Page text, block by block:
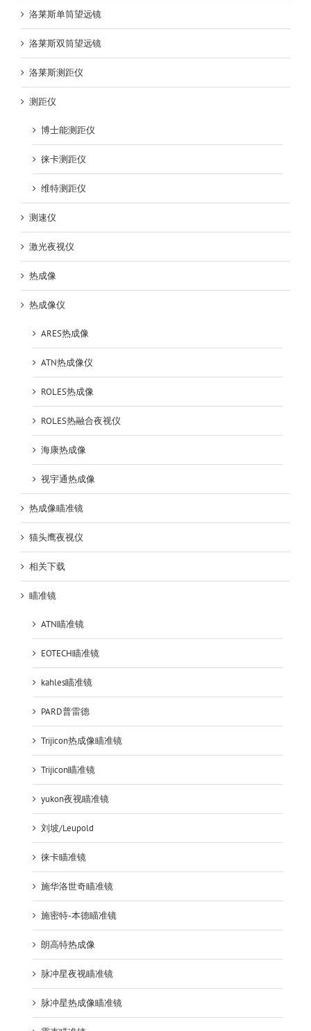
洛莱斯单筒望远镜
洛莱斯双筒望远镜
洛莱斯测距仪
测距仪
博士能测距仪
徕卡测距仪
维特测距仪
测速仪
激光夜视仪
热成像
热成像仪
ARES热成像
ATN热成像仪
ROLES热成像
ROLES热融合夜视仪
海康热成像
视宇通热成像
热成像瞄准镜
猫头鹰夜视仪
相关下载
瞄准镜
ATN瞄准镜
EOTECH瞄准镜
kahles瞄准镜
PARD普雷德
Trijicon热成像瞄准镜
Trijicon瞄准镜
yukon夜视瞄准镜
刘坡/Leupold
徕卡瞄准镜
施华洛世奇瞄准镜
施密特-本德瞄准镜
朗高特热成像
脉冲星夜视瞄准镜
脉冲星热成像瞄准镜